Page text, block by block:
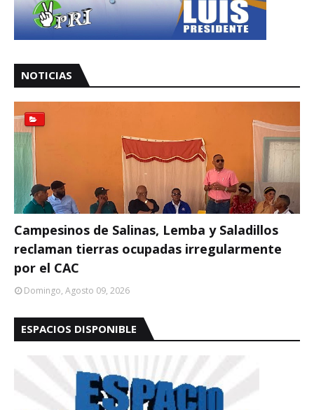
NOTICIAS
Campesinos de Salinas, Lemba y Saladillos
reclaman tierras ocupadas irregularmente
por el CAC
Domingo, Agosto 09, 2026
ESPACIOS DISPONIBLE